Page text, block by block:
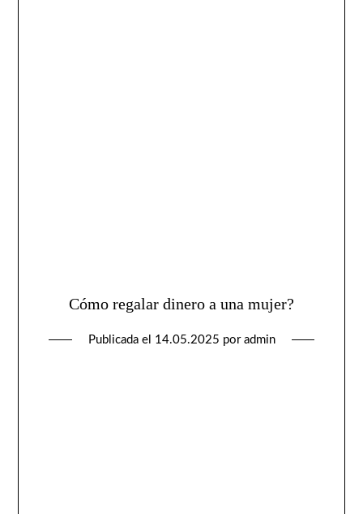
Cómo regalar dinero a una mujer?
Publicada el 14.05.2025 por admin